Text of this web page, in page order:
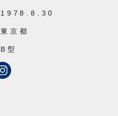
1978.8.30
東京都
B型